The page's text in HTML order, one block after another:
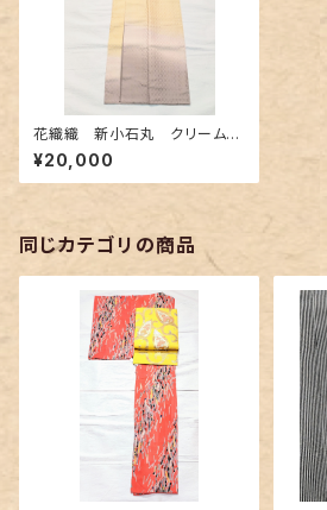
花織織 新小石丸 クリームと
薄紫色の暈し
¥20,000
同じカテゴリの商品